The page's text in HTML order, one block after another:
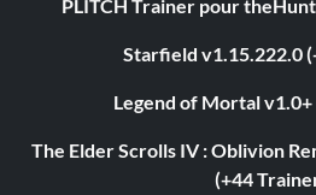
PLITCH Trainer pour
Starfield v1.15.222.0
Legend of Mortal
The Elder Scrolls IV : Oblivion
(+44